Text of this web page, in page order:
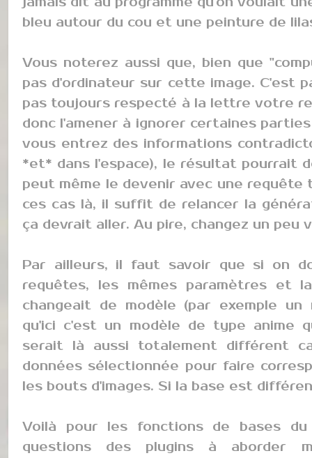
bleu autour du cou et une peinture de
Vous noterez aussi que, bien que
pas d'ordinateur sur cette image. C'est
pas toujours respecté à la lettre votre
donc l'amener à ignorer certaines
vous entrez des informations
*et* dans l'espace), le résultat pourrait
peut même le devenir avec une requête
ces cas là, il suffit de relancer la
ça devrait aller. Au pire, changez un peu
Par ailleurs, il faut savoir que si on
requêtes, les mêmes paramètres et
changeait de modèle (par exemple
qu'ici c'est un modèle de type anime
serait là aussi totalement différent
données sélectionnée pour faire
les bouts d'images. Si la base est
Voilà pour les fonctions de bases
questions des plugins à aborder